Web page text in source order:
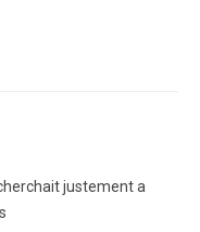
justement a